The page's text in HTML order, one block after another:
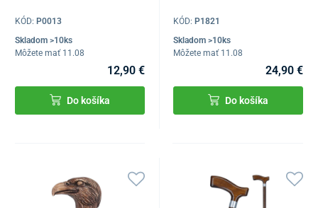
KÓD: P0013
Skladom >10ks
Môžete mať 11.08
12,90 €
Do košíka
KÓD:P1821
Skladom >10ks
Môžete mať 11.08
24,90 €
Do košíka